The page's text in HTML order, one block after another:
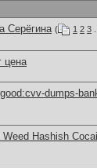
Серёгина ( 1 2 3
цена
dumps-
Hashish